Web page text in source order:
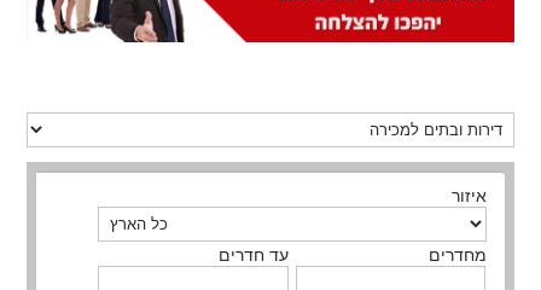
איזור
מחדרים עד חדרים